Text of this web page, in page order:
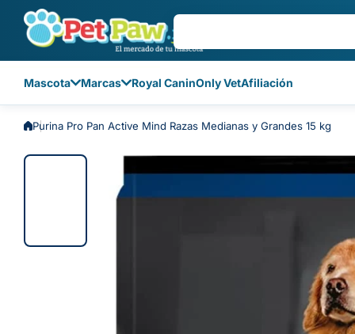
Saltar al contenido
Mascota Marcas Royal CaninOnly VetAfiliación
Purina Pro Pan Active Mind Razas Medianas y Grandes 15 kg